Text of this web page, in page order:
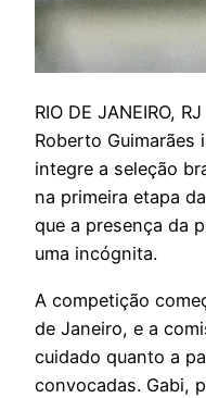
RIO DE JANEIRO,
Roberto Guimarães
integre a seleção
na primeira etapa
que a presença da
uma incógnita.
A competição
de Janeiro, e a
cuidado quanto a
convocadas. Gabi,